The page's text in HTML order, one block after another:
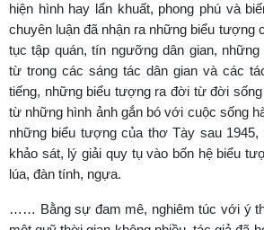
hiện hình hay lẩn khuất, phong phú và
chuyên luận đã nhận ra những biểu tượng
tục tập quán, tín ngưỡng dân gian,
từ trong các sáng tác dân gian và các
tiếng, những biểu tượng ra đời từ đời
từ những hình ảnh gắn bó với cuộc sống
những biểu tượng của thơ Tày sau 1945,
khảo sát, lý giải quy tụ vào bốn hệ biểu
lúa, đàn tính, ngựa.
…… Bằng sự đam mê, nghiêm túc với ý